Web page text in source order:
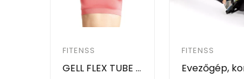
FITENSS
GELL FLEX TUBE a felsőtest edzéséhez.
FITENSS